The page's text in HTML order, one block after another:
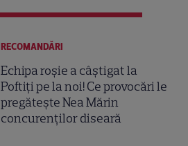
RECOMANDĂRI
Echipa roșie a câștigat la
Poftiți pe la noi! Ce provocări le
pregătește Nea Mărin
concurenților diseară